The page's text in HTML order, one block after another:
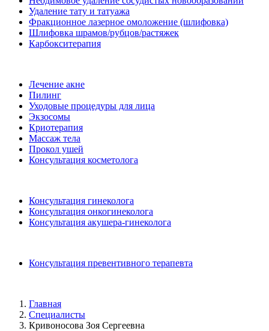
Удаление тату и татуажа
Фракционное лазерное омоложение (шлифовка)
Шлифовка шрамов/рубцов/растяжек
Карбокситерапия
Лечение акне
Пилинг
Уходовые процедуры для лица
Экзосомы
Криотерапия
Массаж тела
Прокол ушей
Консультация косметолога
Консультация гинеколога
Консультация онкогинеколога
Консультация акушера-гинеколога
Консультация превентивного терапевта
Главная
Специалисты
Кривоносова Зоя Сергеевна